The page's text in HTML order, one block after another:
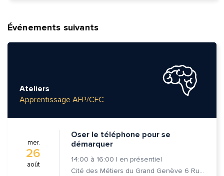
Événements suivants
Ateliers
Apprentissage AFP/CFC
mer.
26
août
Oser le téléphone pour se
démarquer
14:00 à 16:00 | en présentiel
Cité des Métiers du Grand Genève 6 Rue Prévost-Martin 1205 Genève